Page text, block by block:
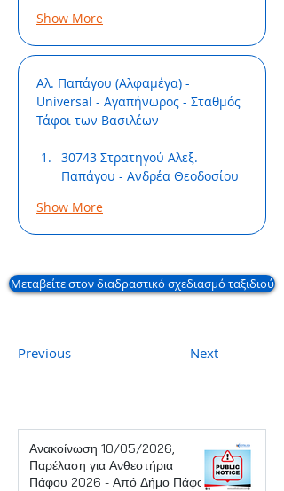
Show More
Αλ. Παπάγου (Αλφαμέγα) -
Universal - Αγαπήνωρος - Σταθμός
Τάφοι των Βασιλέων
30743 Στρατηγού Αλεξ.
Παπάγου - Ανδρέα Θεοδοσίου
Show More
Μεταβείτε στον διαδραστικό σχεδιασμό ταξιδιού
Previous Next
Ανακοίνωση 10/05/2026,
Παρέλαση για Ανθεστήρια
Πάφου 2026 - Από Δήμο Πάφου